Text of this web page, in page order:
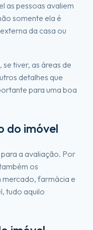
as pessoas avaliem
somente ela é
da casa ou
tiver, as áreas de
detalhes que
para uma boa
do imóvel
a avaliação. Por
os
mercado, farmácia e
tudo aquilo